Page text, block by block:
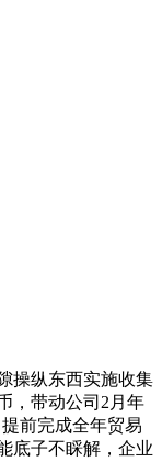
纵东西实施收集
，带动公司2月年
前完成全年贸易
底子不睬解，企业